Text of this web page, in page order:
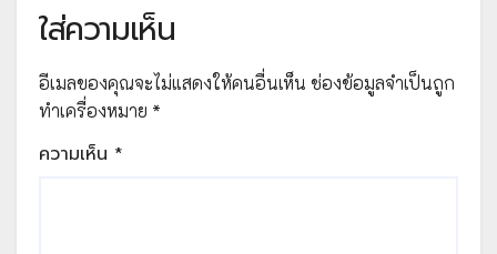
E-mail จัดทำโดย โรงเรียนบ้านโนน
สวาทหนองไพบูลย์
ใส่ความเห็น
อีเมลของคุณจะไม่แสดงให้คนอื่นเห็น ช่องข้อมูลจำเป็นถูก
ทำเครื่องหมาย *
ความเห็น *